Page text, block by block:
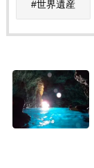
世界遺産